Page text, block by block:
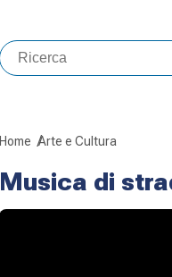
Home Arte e Cultura
Musica di